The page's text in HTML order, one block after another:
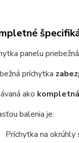
panelu
príchytka
ako
balenia je:
Príchytka na